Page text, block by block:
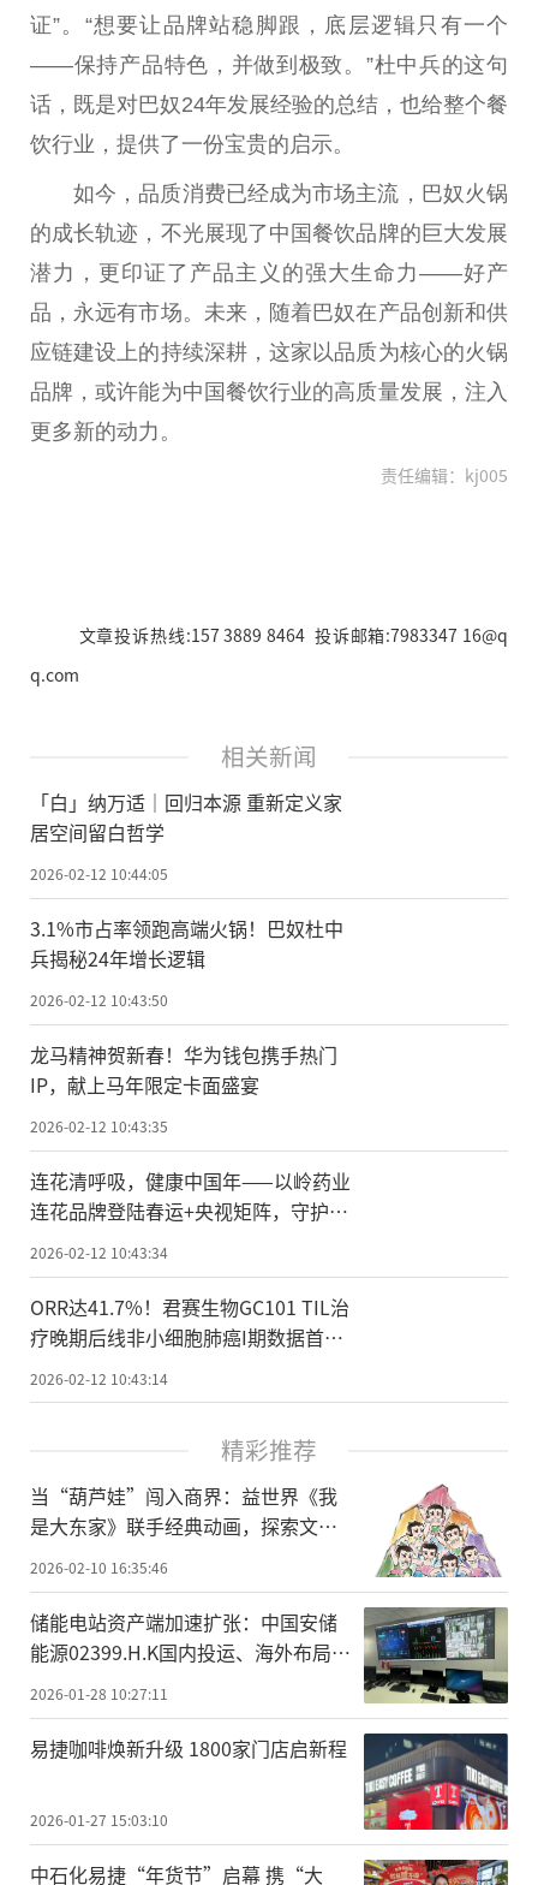
证”。“想要让品牌站稳脚跟，底层逻辑只有一个
——保持产品特色，并做到极致。”杜中兵的这句
话，既是对巴奴24年发展经验的总结，也给整个餐
饮行业，提供了一份宝贵的启示。
如今，品质消费已经成为市场主流，巴奴火锅
的成长轨迹，不光展现了中国餐饮品牌的巨大发展
潜力，更印证了产品主义的强大生命力——好产
品，永远有市场。未来，随着巴奴在产品创新和供
应链建设上的持续深耕，这家以品质为核心的火锅
品牌，或许能为中国餐饮行业的高质量发展，注入
更多新的动力。
责任编辑：kj005
文章投诉热线:157 3889 8464 投诉邮箱:7983347 16@q
q.com
相关新闻
「白」纳万适｜回归本源 重新定义家
居空间留白哲学
2026-02-12 10:44:05
3.1%市占率领跑高端火锅！巴奴杜中
兵揭秘24年增长逻辑
2026-02-12 10:43:50
龙马精神贺新春！华为钱包携手热门
IP，献上马年限定卡面盛宴
2026-02-12 10:43:35
连花清呼吸，健康中国年——以岭药业
连花品牌登陆春运+央视矩阵，守护全
2026-02-12 10:43:34
ORR达41.7%！君赛生物GC101 TIL治
疗晚期后线非小细胞肺癌I期数据首次
2026-02-12 10:43:14
精彩推荐
当“葫芦娃”闯入商界：益世界《我
是大东家》联手经典动画，探索文化
IP联动新范式
2026-02-10 16:35:46
储能电站资产端加速扩张：中国安储
能源02399.H.K国内投运、海外布局同
步推进
2026-01-28 10:27:11
易捷咖啡焕新升级 1800家门店启新程
2026-01-27 15:03:10
中石化易捷“年货节”启幕 携“大